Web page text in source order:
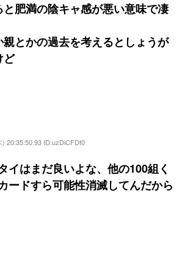
と肥満の陰キャ感が悪い意味で凄
親とかの過去を考えるとしょうが
ど
) 20:35:50.93 ID:uzDiCFDt0
イはまだ良いよな、他の100組く
ードすら可能性消滅してんだから